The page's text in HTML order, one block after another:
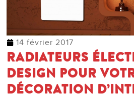
14 février 2017
RADIATEURS
DESIGN POUR
DÉCORATION